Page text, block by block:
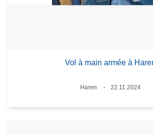
Vol à main armée à
Lieux
Haren
22.11.2024